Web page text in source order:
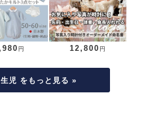
円 12,800 円
児 をもっと見る »